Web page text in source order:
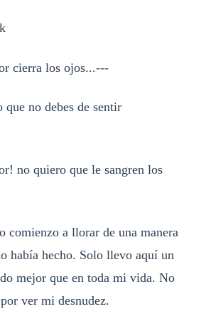
cierra los ojos...---
que no debes de sentir
no quiero que le sangren los
comienzo a llorar de una manera
había hecho. Solo llevo aquí un
mejor que en toda mi vida. No
ver mi desnudez.